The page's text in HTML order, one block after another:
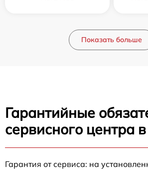
Показать больше
Гарантийные
сервисного центра
Гарантия от сервиса: на